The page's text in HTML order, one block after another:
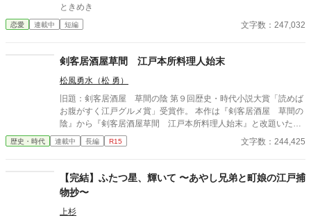
ときめき
恋愛 連載中 短編 文字数：247,032
剣客居酒屋草間 江戸本所料理人始末
松風勇水（松 勇）
旧題：剣客居酒屋 草間の陰 第９回歴史・時代小説大賞「読めば
お腹がすく江戸グルメ賞」受賞作。 本作は『剣客居酒屋 草間の
陰』から『剣客居酒屋草間 江戸本所料理人始末』と改題いたし
ました。 2025年11月28書籍刊行。 なお、レンタル部分は修正し
た書籍と同様のものとなっておりますが、一部の描写が割愛され
さい。 酒と肴と剣と闇 江戸情緒を添えて 江戸は本所にある居酒
屋『草間』。 美味い肴が食えるということで有名なこの店の主人
は、絶世の色男にして、無双の剣客でもある。 自分のことをほと
んど話さないこの男、冬吉には実は隠された壮絶な過去があっ
歴史・時代 連載中 長編 R15 文字数：244,425
【完結】ふたつ星、輝いて 〜あやし兄弟と町娘の江戸捕
物抄〜
上杉